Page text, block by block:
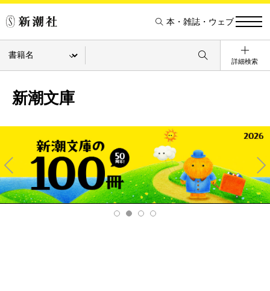
本・雑誌・ウェブ
詳細検索
新潮文庫
Pre
v
Ne
xt